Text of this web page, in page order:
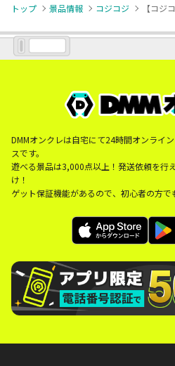
トップ
景品情報 コジコジ
DMMオンクレは自宅にて24時間オンライ
スです。
遊べる景品は3,000点以上！発送依頼を行
け！
ゲット保証機能があるので、初心者の方で